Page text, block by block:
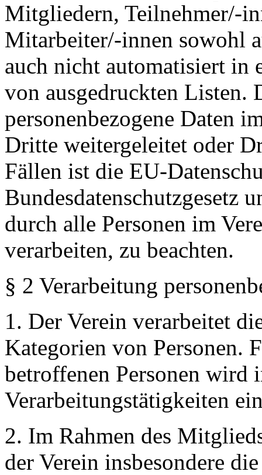
Mitgliedern, Teilnehmer/-
Mitarbeiter/-innen sowohl
auch nicht automatisiert in
von ausgedruckten Listen.
personenbezogene Daten
Dritte weitergeleitet oder
Fällen ist die EU-
Bundesdatenschutzgesetz
durch alle Personen im
verarbeiten, zu beachten.
§ 2 Verarbeitung
1. Der Verein verarbeitet
Kategorien von Personen.
betroffenen Personen wird
Verarbeitungstätigkeiten
2. Im Rahmen des
der Verein insbesondere